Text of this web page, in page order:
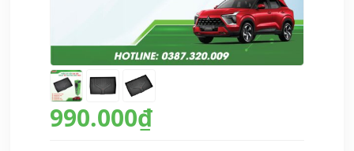
990.000₫